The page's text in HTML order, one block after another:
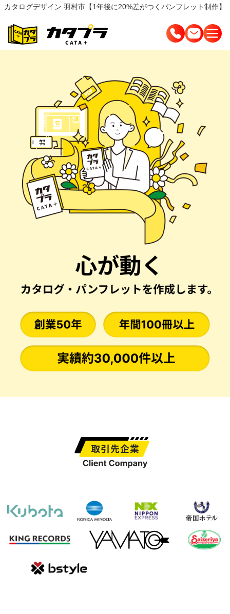
カタログデザイン 羽村市【1年後に20%差がつくパンフレット制作】